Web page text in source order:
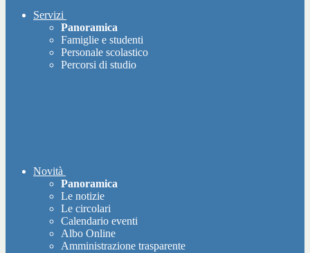
Servizi
Panoramica
Famiglie e studenti
Personale scolastico
Percorsi di studio
Novità
Panoramica
Le notizie
Le circolari
Calendario eventi
Albo Online
Amministrazione trasparente